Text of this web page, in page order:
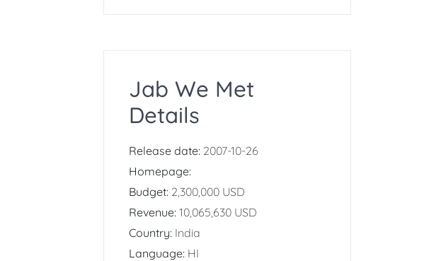
Jab We Met
Details
Release date: 2007-10-26
Homepage:
Budget: 2,300,000 USD
Revenue: 10,065,630 USD
Country: India
Language: HI